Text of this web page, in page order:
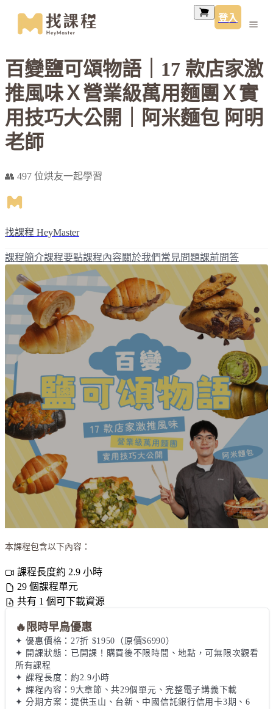
登入
百變鹽可頌物語｜17 款店家激
推風味Ｘ營業級萬用麵團Ｘ實
用技巧大公開｜阿米麵包 阿明
老師
👥 497 位烘友一起學習
找課程 HeyMaster
課程簡介課程要點課程內容關於我們常見問題課前問答
本課程包含以下內容：
課程長度約 2.9 小時
29 個課程單元
共有 1 個可下載資源
🔥限時早鳥優惠
✦ 優惠價格：27折 $1950（原價$6990）
✦ 開課狀態：已開課！購買後不限時間、地點，可無限次觀看
所有課程
✦ 課程長度：約2.9小時
✦ 課程內容：9大章節、共29個單元、完整電子講義下載
✦ 分期方案：提供玉山、台新、中國信託銀行信用卡3期、6